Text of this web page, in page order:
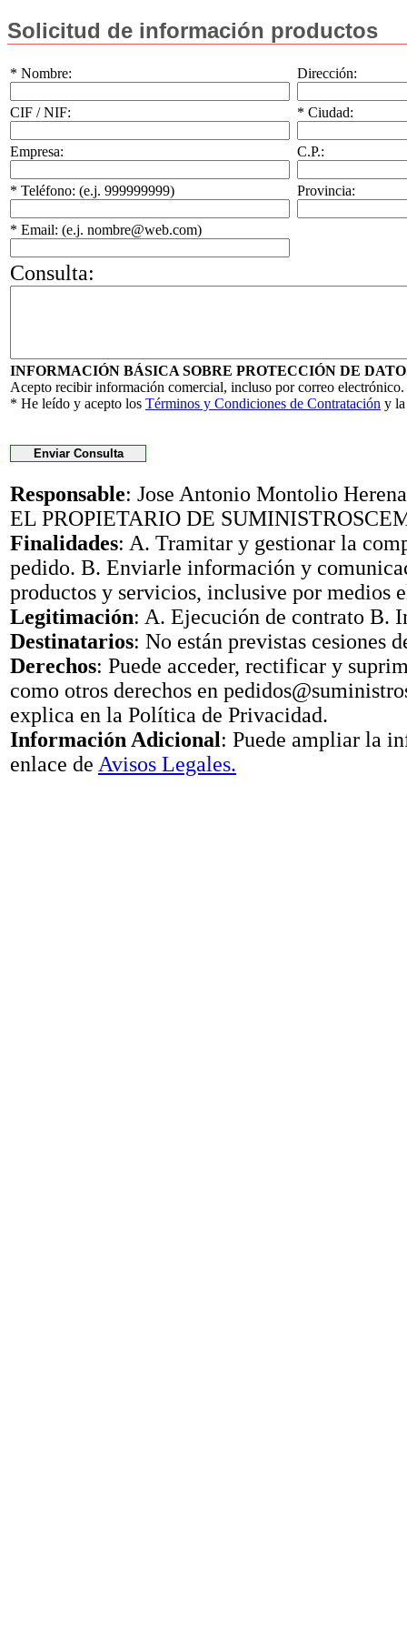
Solicitud de información productos
* Nombre: Dirección:
CIF / NIF: * Ciudad:
Empresa: C.P.:
* Teléfono: (e.j. 999999999) Provincia:
* Email: (e.j. nombre@web.com)
Consulta:
INFORMACIÓN BÁSICA SOBRE PROTECCIÓN DE
Acepto recibir información comercial, incluso por correo electrónico.
* He leído y acepto los Términos y Condiciones de Contratación y
Responsable: Jose Antonio Montolio
EL PROPIETARIO DE
Finalidades: A. Tramitar y gestionar la
pedido. B. Enviarle información y
productos y servicios, inclusive por medios
Legitimación: A. Ejecución de contrato B.
Destinatarios: No están previstas cesiones
Derechos: Puede acceder, rectificar y
como otros derechos en
explica en la Política de Privacidad.
Información Adicional: Puede ampliar la
enlace de Avisos Legales.